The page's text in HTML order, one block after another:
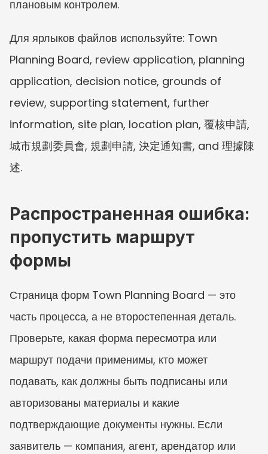
плановым контролем.
Для ярлыков файлов используйте: Town
Planning Board, review application, planning
application, decision notice, grounds of
review, supporting statement, further
information, site plan, location plan, 覆核申請,
城市規劃委員會, 規劃申請, 決定通知書, and 理據陳
述.
Распространенная ошибка:
пропустить маршрут
формы
Страница форм Town Planning Board — это
часть процесса, а не второстепенная деталь.
Проверьте, какая форма пересмотра или
маршрут подачи применимы, кто может
подавать, как должны быть подписаны или
авторизованы материалы и какие
подтверждающие документы нужны. Если
заявитель — компания, агент, арендатор или